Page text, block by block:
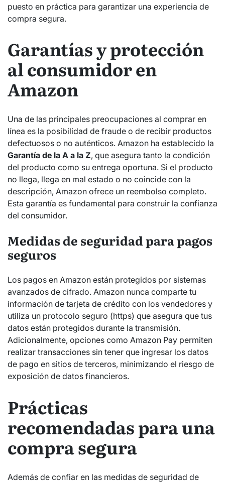
puesto en práctica para garantizar una experiencia de
compra segura.
Garantías y protección
al consumidor en
Amazon
Una de las principales preocupaciones al comprar en
línea es la posibilidad de fraude o de recibir productos
defectuosos o no auténticos. Amazon ha establecido la
Garantía de la A a la Z, que asegura tanto la condición
del producto como su entrega oportuna. Si el producto
no llega, llega en mal estado o no coincide con la
descripción, Amazon ofrece un reembolso completo.
Esta garantía es fundamental para construir la confianza
del consumidor.
Medidas de seguridad para pagos
seguros
Los pagos en Amazon están protegidos por sistemas
avanzados de cifrado. Amazon nunca comparte tu
información de tarjeta de crédito con los vendedores y
utiliza un protocolo seguro (https) que asegura que tus
datos están protegidos durante la transmisión.
Adicionalmente, opciones como Amazon Pay permiten
realizar transacciones sin tener que ingresar los datos
de pago en sitios de terceros, minimizando el riesgo de
exposición de datos financieros.
Prácticas
recomendadas para una
compra segura
Además de confiar en las medidas de seguridad de